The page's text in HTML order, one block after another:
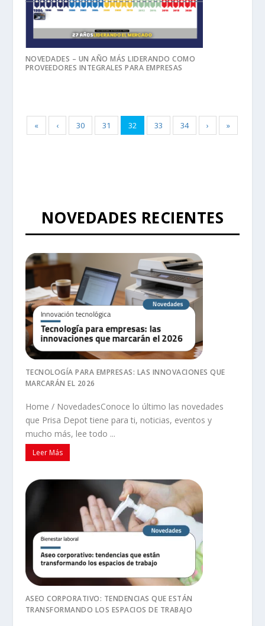
NOVEDADES – UN AÑO MÁS LIDERANDO COMO
PROVEEDORES INTEGRALES PARA EMPRESAS
« ‹ 30 31 32 33 34 › »
NOVEDADES RECIENTES
TECNOLOGÍA PARA EMPRESAS: LAS INNOVACIONES QUE
MARCARÁN EL 2026
Home / NovedadesConoce lo último las novedades
que Prisa Depot tiene para ti, noticias, eventos y
mucho más, lee todo ...
Leer Más
ASEO CORPORATIVO: TENDENCIAS QUE ESTÁN
TRANSFORMANDO LOS ESPACIOS DE TRABAJO